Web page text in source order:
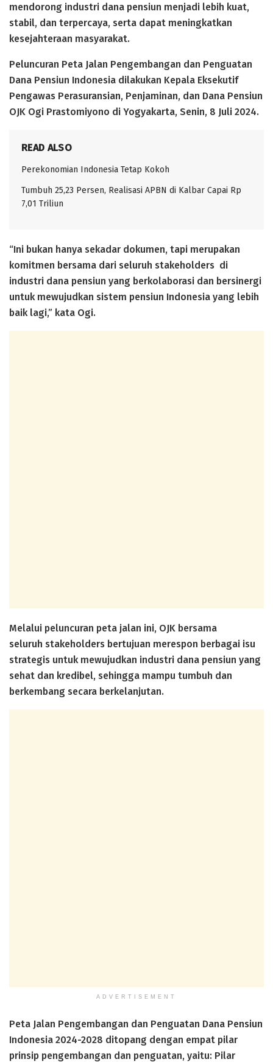
mendorong industri dana pensiun menjadi lebih kuat,
stabil, dan terpercaya, serta dapat meningkatkan
kesejahteraan masyarakat.
Peluncuran Peta Jalan Pengembangan dan Penguatan
Dana Pensiun Indonesia dilakukan Kepala Eksekutif
Pengawas Perasuransian, Penjaminan, dan Dana Pensiun
OJK Ogi Prastomiyono di Yogyakarta, Senin, 8 Juli 2024.
READ ALSO
Perekonomian Indonesia Tetap Kokoh
Tumbuh 25,23 Persen, Realisasi APBN di Kalbar Capai Rp
7,01 Triliun
“Ini bukan hanya sekadar dokumen, tapi merupakan
komitmen bersama dari seluruh stakeholders di
industri dana pensiun yang berkolaborasi dan bersinergi
untuk mewujudkan sistem pensiun Indonesia yang lebih
baik lagi,” kata Ogi.
Melalui peluncuran peta jalan ini, OJK bersama
seluruh stakeholders bertujuan merespon berbagai isu
strategis untuk mewujudkan industri dana pensiun yang
sehat dan kredibel, sehingga mampu tumbuh dan
berkembang secara berkelanjutan.
ADVERTISEMENT
Peta Jalan Pengembangan dan Penguatan Dana Pensiun
Indonesia 2024-2028 ditopang dengan empat pilar
prinsip pengembangan dan penguatan, yaitu: Pilar